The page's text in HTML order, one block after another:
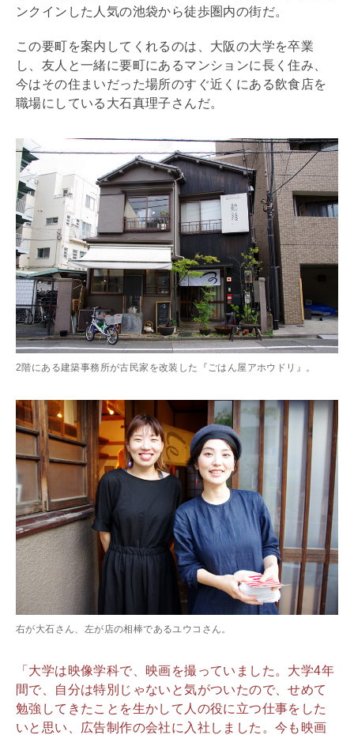
ンクインした人気の池袋から徒歩圏内の街だ。
この要町を案内してくれるのは、大阪の大学を卒業
し、友人と一緒に要町にあるマンションに長く住み、
今はその住まいだった場所のすぐ近くにある飲食店を
職場にしている大石真理子さんだ。
2階にある建築事務所が古民家を改装した『ごはん屋アホウドリ』。
右が大石さん、左が店の相棒であるユウコさん。
「大学は映像学科で、映画を撮っていました。大学4年
間で、自分は特別じゃないと気がついたので、せめて
勉強してきたことを生かして人の役に立つ仕事をした
いと思い、広告制作の会社に入社しました。今も映画